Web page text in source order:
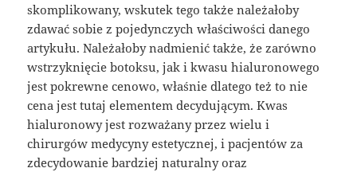
skomplikowany, wskutek tego także należałoby
zdawać sobie z pojedynczych właściwości danego
artykułu. Należałoby nadmienić także, że zarówno
wstrzyknięcie botoksu, jak i kwasu hialuronowego
jest pokrewne cenowo, właśnie dlatego też to nie
cena jest tutaj elementem decydującym. Kwas
hialuronowy jest rozważany przez wielu i
chirurgów medycyny estetycznej, i pacjentów za
zdecydowanie bardziej naturalny oraz